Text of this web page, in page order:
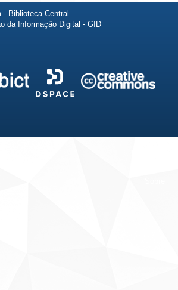
- Biblioteca Central
da Informação Digital - GID